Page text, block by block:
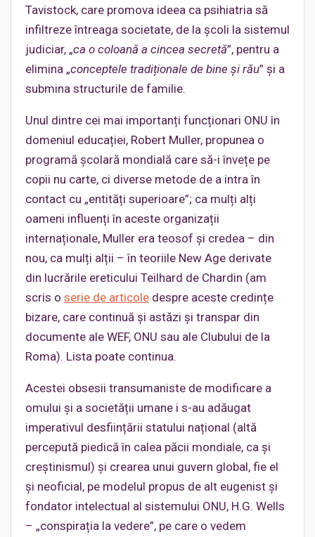
Tavistock, care promova ideea ca psihiatria să
infiltreze întreaga societate, de la școli la sistemul
judiciar, „ca o coloană a cincea secretă”, pentru a
elimina „conceptele tradiționale de bine și rău” și a
submina structurile de familie.
Unul dintre cei mai importanți funcționari ONU în
domeniul educației, Robert Muller, propunea o
programă școlară mondială care să-i învețe pe
copii nu carte, ci diverse metode de a intra în
contact cu „entități superioare”; ca mulți alți
oameni influenți în aceste organizații
internaționale, Muller era teosof și credea – din
nou, ca mulți alții – în teoriile New Age derivate
din lucrările ereticului Teilhard de Chardin (am
scris o serie de articole despre aceste credințe
bizare, care continuă și astăzi și transpar din
documente ale WEF, ONU sau ale Clubului de la
Roma). Lista poate continua.
Acestei obsesii transumaniste de modificare a
omului și a societății umane i s-au adăugat
imperativul desființării statului național (altă
percepută piedică în calea păcii mondiale, ca și
creștinismul) și crearea unui guvern global, fie el
și neoficial, pe modelul propus de alt eugenist și
fondator intelectual al sistemului ONU, H.G. Wells
– „conspirația la vedere”, pe care o vedem